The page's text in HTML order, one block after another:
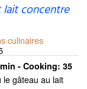
concentre
culinaires
- Cooking: 35
le gâteau au lait